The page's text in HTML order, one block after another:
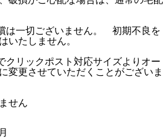
は一切ございません。 初期不良を
いたしません。
クリックポスト対応サイズよりオー
変更させていただくことがございま
せん